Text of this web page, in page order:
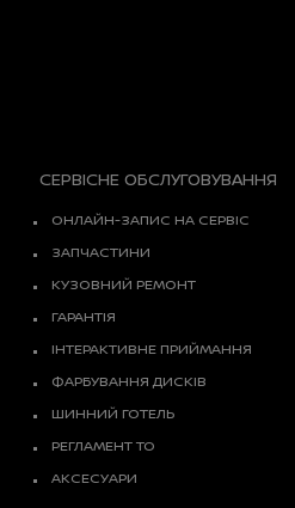
СЕРВІСНЕ ОБСЛУГОВУВАННЯ
ОНЛАЙН-ЗАПИС НА СЕРВІС
ЗАПЧАСТИНИ
КУЗОВНИЙ РЕМОНТ
ГАРАНТІЯ
ІНТЕРАКТИВНЕ ПРИЙМАННЯ
ФАРБУВАННЯ ДИСКІВ
ШИННИЙ ГОТЕЛЬ
РЕГЛАМЕНТ ТО
АКСЕСУАРИ